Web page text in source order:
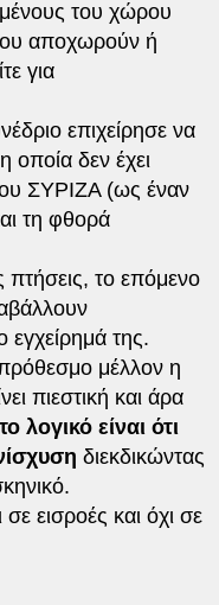
του χώρου
αποχωρούν ή
για
επιχείρησε να
οποία δεν έχει
ΣΥΡΙΖΑ (ως έναν
τη φθορά
πτήσεις, το επόμενο
της.
μέλλον η
πιεστική και άρα
το λογικό είναι ότι
διεκδικώντας
εισροές και όχι σε